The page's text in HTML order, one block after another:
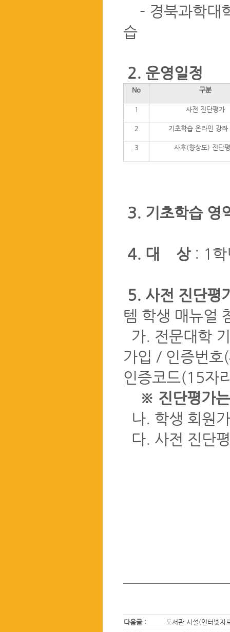
- 경북과학대
습
2. 운영일정
No 구분
1 사전 진단평가
2 기초학습 온라인 강좌
3 사후(향상도) 진단
3. 기초학습 영
4. 대 상: 1학
5. 사전 진단평
템 학생 매뉴얼
가. 전문대학
가입 / 인증번
인증코드(15자
※ 진단평가
나. 학생 회원
다. 사전 진단
다음글 :
도서관 시설(인터넷자